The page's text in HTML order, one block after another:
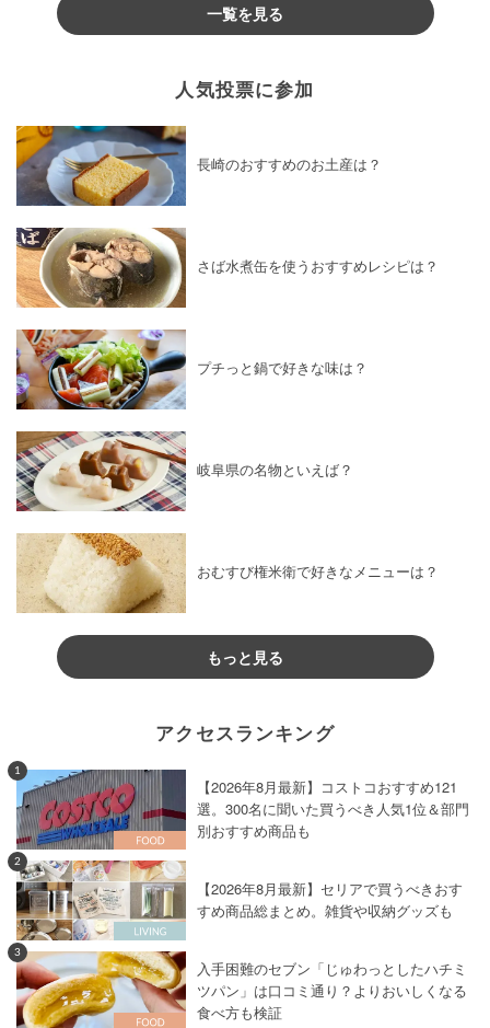
一覧を見る
人気投票に参加
長崎のおすすめのお土産は？
さば水煮缶を使うおすすめレシピは？
プチっと鍋で好きな味は？
岐阜県の名物といえば？
おむすび権米衛で好きなメニューは？
もっと見る
アクセスランキング
1
【2026年8月最新】コストコおすすめ121
選。300名に聞いた買うべき人気1位＆部門
別おすすめ商品も
2
【2026年8月最新】セリアで買うべきおす
すめ商品総まとめ。雑貨や収納グッズも
3
入手困難のセブン「じゅわっとしたハチミ
ツパン」は口コミ通り？よりおいしくなる
食べ方も検証